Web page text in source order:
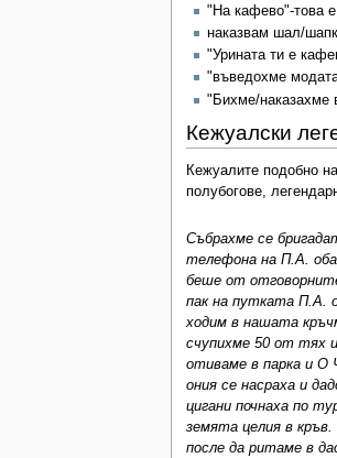
"На кафево"-това е
наказвам шал/
"Урината ти е
"въведохме
"Бихме/наказахме
Кежуалски
Кежуалите подобно
полубогове,
Събрахме се
телефона на П.А.
беше от
пак на путката П.А.
ходим в нашата
счупихме 50 от тях
отиваме в парка и О
ония се насраха и
цигани почнаха по
земята целия в
после да ритаме в